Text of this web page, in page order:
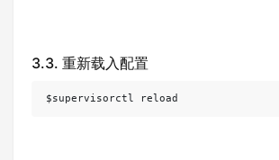
3.3. 重新载入配置
$supervisorctl reload